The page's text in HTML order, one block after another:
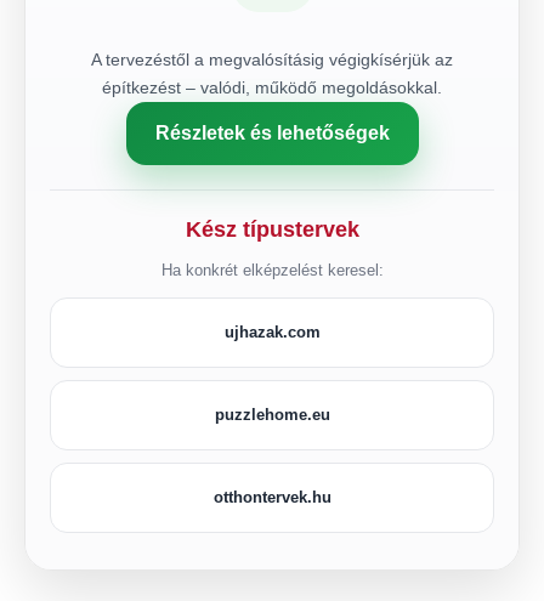
A tervezéstől a megvalósításig végigkísérjük az
építkezést – valódi, működő megoldásokkal.
Részletek és lehetőségek
Kész típustervek
Ha konkrét elképzelést keresel:
ujhazak.com
puzzlehome.eu
otthontervek.hu